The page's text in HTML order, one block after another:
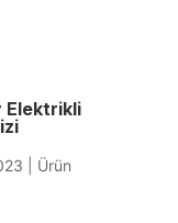
Elektrikli
Ürün